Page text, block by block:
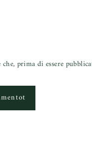
prima di essere